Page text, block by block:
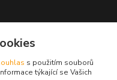
s použitím souborů
týkající se Vašich